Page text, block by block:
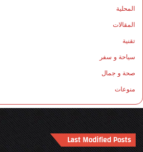
المحلية
المقالات
تقنية
سياحة و سفر
صحة و جمال
منوعات
Last Modified Posts